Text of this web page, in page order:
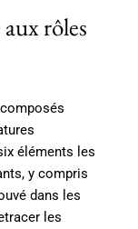
rôles
éléments les
y compris
dans les
les